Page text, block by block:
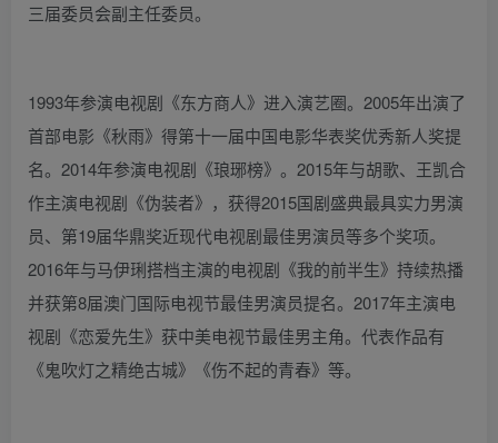
三届委员会副主任委员。
1993年参演电视剧《东方商人》进入演艺圈。2005年出演了
首部电影《秋雨》得第十一届中国电影华表奖优秀新人奖提
名。2014年参演电视剧《琅琊榜》。2015年与胡歌、王凯合
作主演电视剧《伪装者》，获得2015国剧盛典最具实力男演
员、第19届华鼎奖近现代电视剧最佳男演员等多个奖项。
2016年与马伊琍搭档主演的电视剧《我的前半生》持续热播
并获第8届澳门国际电视节最佳男演员提名。2017年主演电
视剧《恋爱先生》获中美电视节最佳男主角。代表作品有
《鬼吹灯之精绝古城》《伤不起的青春》等。